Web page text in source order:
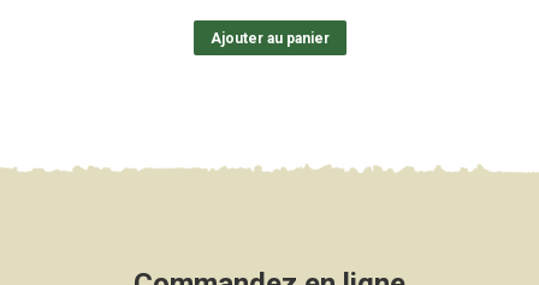
Ajouter au panier